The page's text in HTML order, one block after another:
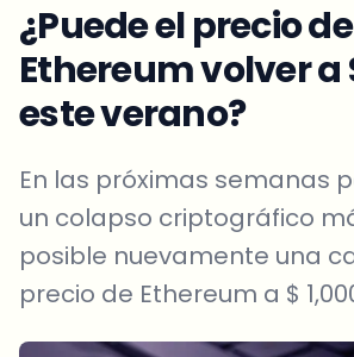
¿Puede el precio de
Ethereum volver a
este verano?
En las próximas semanas
un colapso criptográfico
posible nuevamente una
precio de Ethereum a $